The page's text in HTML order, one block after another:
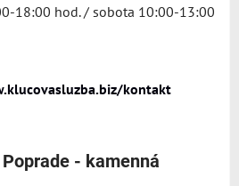
18:00 hod. / sobota 10:00-13:00
kontakt
- kamenná